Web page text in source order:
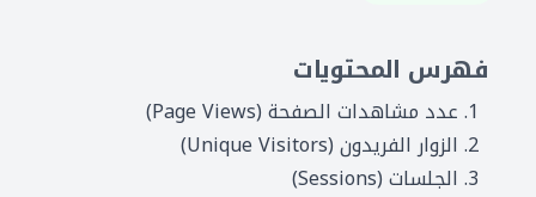
فهرس المحتويات
1. عدد مشاهدات الصفحة (Page Views)
2. الزوار الفريدون (Unique Visitors)
3. الجلسات (Sessions)